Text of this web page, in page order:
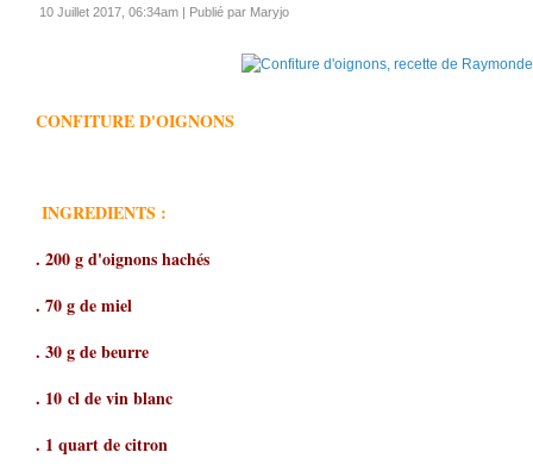
10 Juillet 2017, 06:34am | Publié par Maryjo
CONFITURE D'OIGNONS
INGREDIENTS :
. 200 g d'oignons hachés
. 70 g de miel
. 30 g de beurre
. 10 cl de vin blanc
. 1 quart de citron